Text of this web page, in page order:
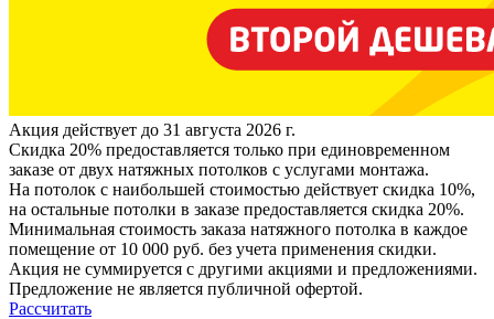
Акция действует до 31 августа 2026 г.
Скидка 20% предоставляется только при единовременном
заказе от двух натяжных потолков с услугами монтажа.
На потолок с наибольшей стоимостью действует скидка 10%,
на остальные потолки в заказе предоставляется скидка 20%.
Минимальная стоимость заказа натяжного потолка в каждое
помещение от 10 000 руб. без учета применения скидки.
Акция не суммируется с другими акциями и предложениями.
Предложение не является публичной офертой.
Рассчитать